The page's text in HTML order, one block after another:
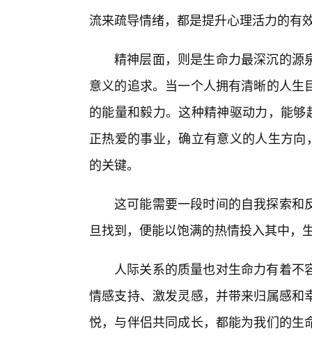
流来疏导情绪，都是提升心理活力的有
精神层面，则是生命力最深沉的源
意义的追求。当一个人拥有清晰的人
的能量和毅力。这种精神驱动力，能
正热爱的事业，确立有意义的人生方
的关键。
这可能需要一段时间的自我探索和
旦找到，便能以饱满的热情投入其中，
人际关系的质量也对生命力有着
情感支持、激发灵感，并带来归属感
悦，与伴侣共同成长，都能为我们的